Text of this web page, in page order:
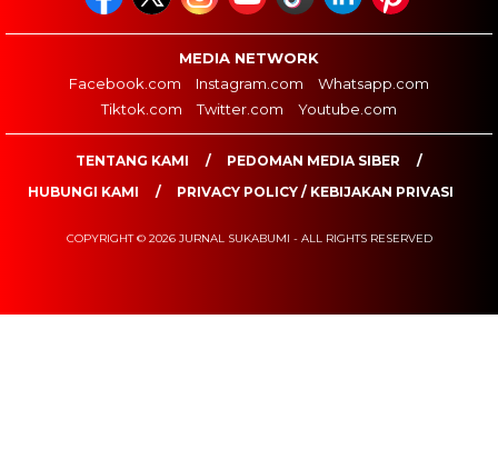
MEDIA NETWORK
Facebook.com
Instagram.com
Whatsapp.com
Tiktok.com
Twitter.com Youtube.com
TENTANG KAMI
PEDOMAN MEDIA SIBER
HUBUNGI KAMI
PRIVACY POLICY / KEBIJAKAN PRIVASI
COPYRIGHT © 2026 JURNAL SUKABUMI - ALL RIGHTS RESERVED